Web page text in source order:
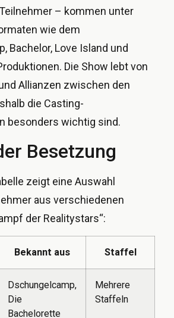
– kommen unter
wie dem
Bachelor, Love Island und
Die Show lebt von
Allianzen zwischen den
die Casting-
besonders wichtig sind.
Besetzung
zeigt eine Auswahl
aus verschiedenen
der Realitystars“:
Bekannt aus Staffel
Dschungelcamp,
Die
Bachelorette
Mehrere
Staffeln